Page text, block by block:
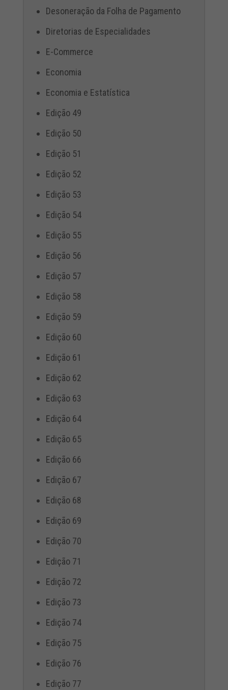
Desoneração da Folha de Pagamento
Diretorias de Especialidades
E-Commerce
Economia
Economia e Estatística
Edição 49
Edição 50
Edição 51
Edição 52
Edição 53
Edição 54
Edição 55
Edição 56
Edição 57
Edição 58
Edição 59
Edição 60
Edição 61
Edição 62
Edição 63
Edição 64
Edição 65
Edição 66
Edição 67
Edição 68
Edição 69
Edição 70
Edição 71
Edição 72
Edição 73
Edição 74
Edição 75
Edição 76
Edição 77